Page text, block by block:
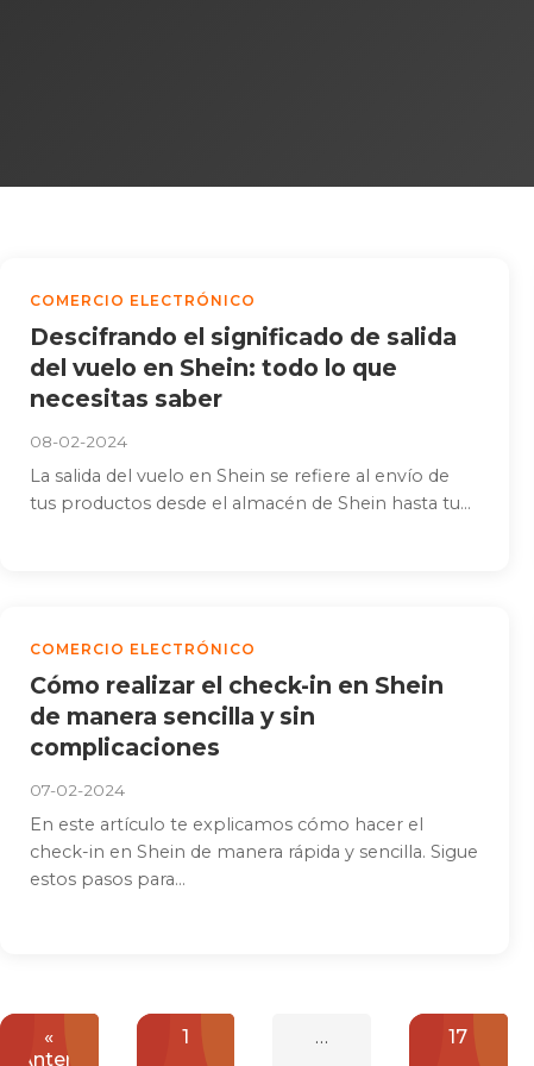
COMERCIO ELECTRÓNICO
Descifrando el significado de salida
del vuelo en Shein: todo lo que
necesitas saber
08-02-2024
La salida del vuelo en Shein se refiere al envío de
tus productos desde el almacén de Shein hasta tu...
COMERCIO ELECTRÓNICO
Cómo realizar el check-in en Shein
de manera sencilla y sin
complicaciones
07-02-2024
En este artículo te explicamos cómo hacer el
check-in en Shein de manera rápida y sencilla. Sigue
estos pasos para...
Paginación
«
Anterior
1 … 17